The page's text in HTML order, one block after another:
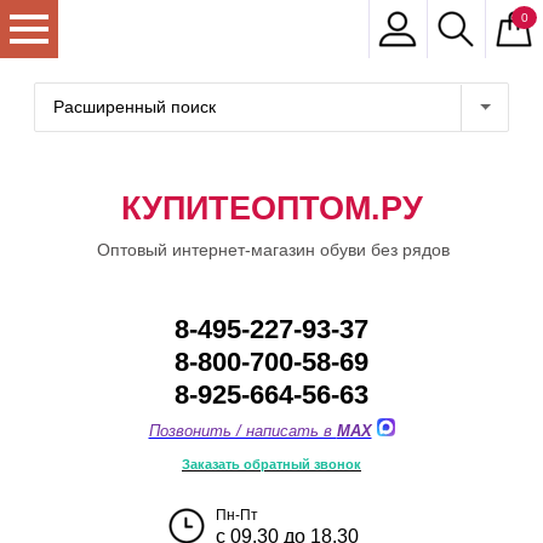
0
Расширенный поиск
КУПИТЕОПТОМ.РУ
Оптовый интернет-магазин обуви без рядов
8-495-227-93-37
8-800-700-58-69
8-925-664-56-63
Позвонить / написать в MAX
Заказать обратный звонок
Пн-Пт
с 09.30 до 18.30